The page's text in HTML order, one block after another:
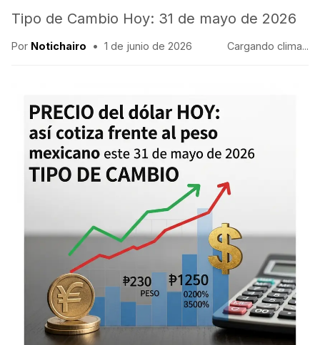
Tipo de Cambio Hoy: 31 de mayo de 2026
Por Notichairo • 1 de junio de 2026 Cargando clima...